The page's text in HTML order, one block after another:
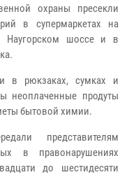
охраны пресекли
в супермаркетах на
Наугорском шоссе и в
в рюкзаках, сумках и
неоплаченные продуты
бытовой химии.
представителям
в правонарушениях
до шестидесяти